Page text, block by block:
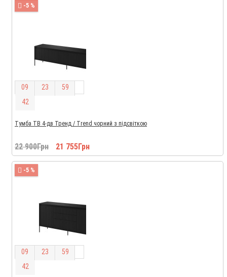
-5 %
09 23 59
41
Тумба ТВ 4-дв Тренд / Trend чорний з підсвіткою
22 900Грн 21 755Грн
-5 %
09 23 59
41